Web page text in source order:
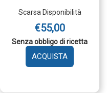
BENDA NUCA MUN
Scarsa Disponibilità
€55,00
Senza obbligo di ricetta
MOBILITAS